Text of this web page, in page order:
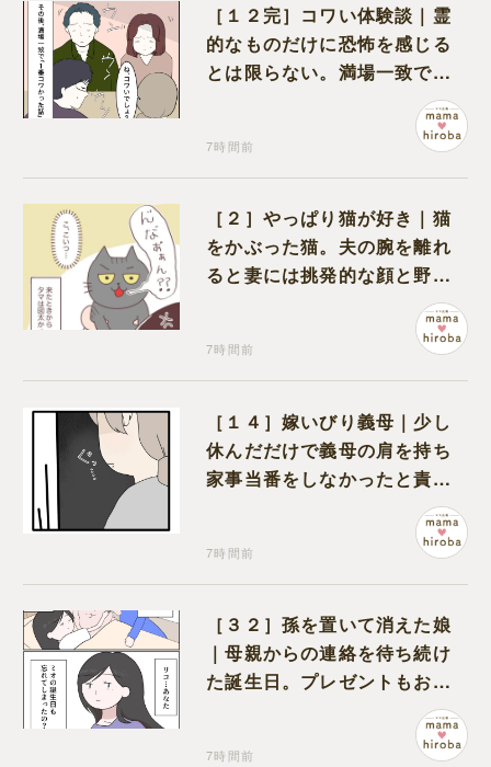
［１２完］コワい体験談｜霊
的なものだけに恐怖を感じる
とは限らない。満場一致でコ
ワいと認定された意外な体験
7時間前
［２］やっぱり猫が好き｜猫
をかぶった猫。夫の腕を離れ
ると妻には挑発的な顔と野太
7時間前
［１４］嫁いびり義母｜少し
休んだだけで義母の肩を持ち
家事当番をしなかったと責め
7時間前
［３２］孫を置いて消えた娘
｜母親からの連絡を待ち続け
た誕生日。プレゼントもお祝
7時間前